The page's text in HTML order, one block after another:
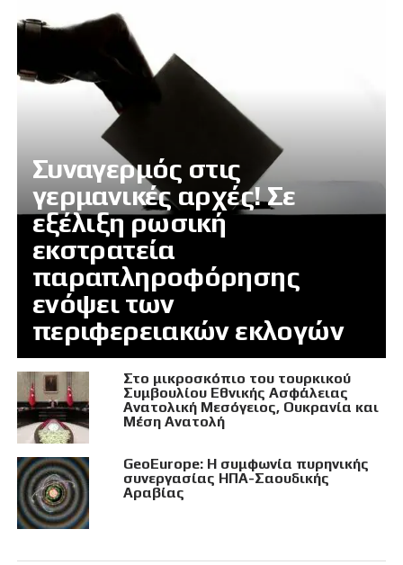
Συναγερμός στις
γερμανικές αρχές! Σε
εξέλιξη ρωσική
εκστρατεία
παραπληροφόρησης
ενόψει των
περιφερειακών εκλογών
Στο μικροσκόπιο του τουρκικού
Συμβουλίου Εθνικής Ασφάλειας
Ανατολική Μεσόγειος, Ουκρανία και
Μέση Ανατολή
GeoEurope: Η συμφωνία πυρηνικής
συνεργασίας ΗΠΑ-Σαουδικής
Αραβίας